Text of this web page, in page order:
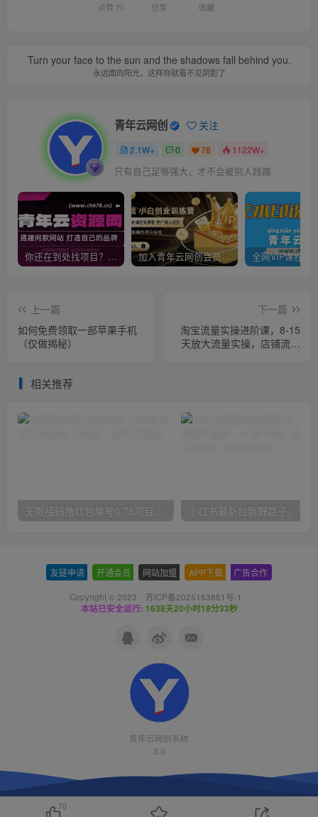
点赞70 分享 收藏
Turn your face to the sun and the shadows fall behind you.
永远面向阳光，这样你就看不见阴影了
青年云网创 关注
2.1W+ 0 78 1122W+
只有自己足够强大，才不会被别人践踏
你还在到处找项目？还在当韭菜？我靠卖项目一个月收入5万+，曾经我也是个失败者。 加入青年云网创会员，全站资源免费学习。加入高级合伙人，推广日入1000+
上一篇
如何免费领取一部苹果手机
（仅做揭秘）
下一篇
淘宝流量实操进阶课，8-15
天放大流量实操，店铺流量
相关推荐
无限接码撸红包单号0.75项目无偿分享给你【揭秘】
友链申请 开通会员 网站加盟 APP下载 广告合作
Copyright © 2023 · 苏ICP备2025153851号-1 ·
本站已安全运行: 1638天20小时18分33秒
青年云网创系统
3.0
70